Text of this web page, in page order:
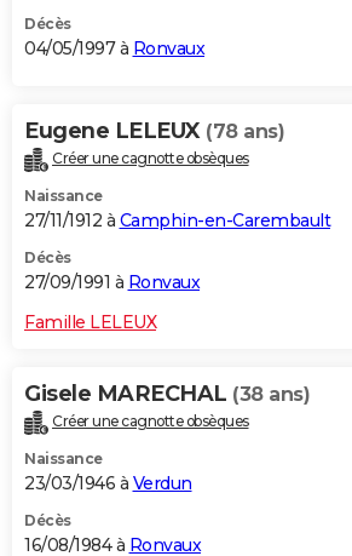
Décès
04/05/1997 à Ronvaux
Eugene LELEUX (78 ans)
Créer une cagnotte obsèques
Naissance
27/11/1912 à Camphin-en-Carembault
Décès
27/09/1991 à Ronvaux
Famille LELEUX
Gisele MARECHAL (38 ans)
Créer une cagnotte obsèques
Naissance
23/03/1946 à Verdun
Décès
16/08/1984 à Ronvaux